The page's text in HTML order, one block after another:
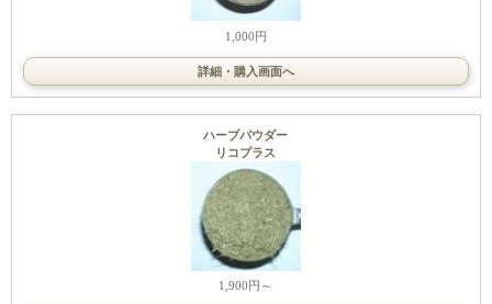
1,000円
詳細・購入画面へ
ハーブパウダー
リコプラス
1,900円～